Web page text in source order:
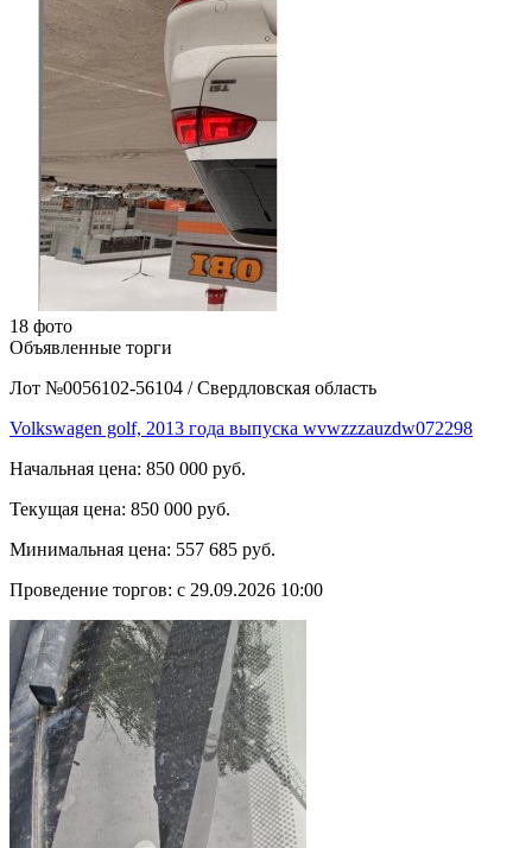
18 фото
Объявленные торги
Лот №0056102-56104 / Свердловская область
Volkswagen golf, 2013 года выпуска wvwzzzauzdw072298
Начальная цена: 850 000 руб.
Текущая цена: 850 000 руб.
Минимальная цена: 557 685 руб.
Проведение торгов: с 29.09.2026 10:00